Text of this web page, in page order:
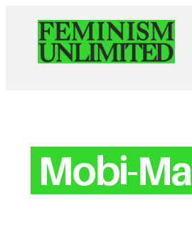
Mobi-